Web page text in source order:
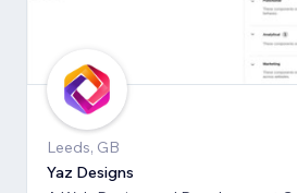
Leeds, GB
Yaz Designs